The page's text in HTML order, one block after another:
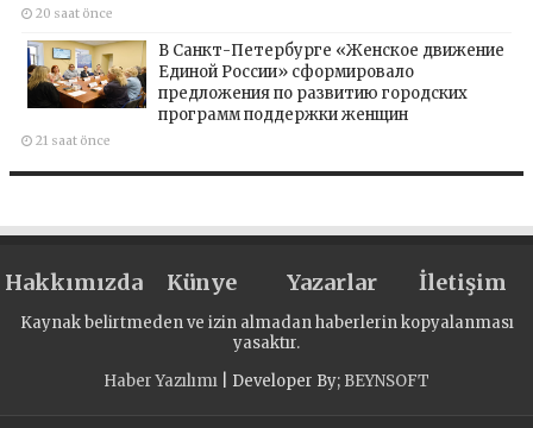
20 saat önce
В Санкт-Петербурге «Женское движение
Единой России» сформировало
предложения по развитию городских
программ поддержки женщин
21 saat önce
Hakkımızda Künye Yazarlar İletişim
Kaynak belirtmeden ve izin almadan haberlerin kopyalanması
yasaktır.
Haber Yazılımı | Developer By; BEYNSOFT